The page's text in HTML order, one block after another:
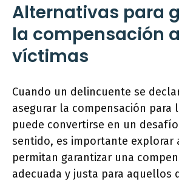
Alternativas para
la compensación
víctimas
Cuando un delincuente se
asegurar la compensación para
puede convertirse en un
sentido, es importante explorar
permitan garantizar una
adecuada y justa para aquellos